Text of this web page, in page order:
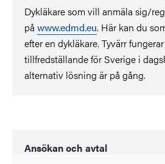
Dykläkare som vill anmäla sig/
på www.edmd.eu. Här kan du
efter en dykläkare. Tyvärr
tillfredställande för Sverige i
alternativ lösning är på gång.
Ansökan och avtal